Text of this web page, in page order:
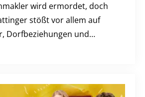
wird ermordet, doch
stößt vor allem auf
Dorfbeziehungen und